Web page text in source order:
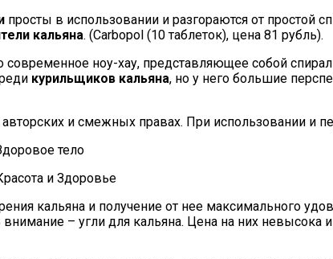
просты в использовании и разгораются от простой
кальяна. (Carbopol (10 таблеток), цена 81 рубль).
современное ноу-хау, представляющее собой
курильщиков кальяна, но у него большие
и смежных правах. При использовании и
тело
и Здоровье
кальяна и получение от нее максимального
внимание – угли для кальяна. Цена на них